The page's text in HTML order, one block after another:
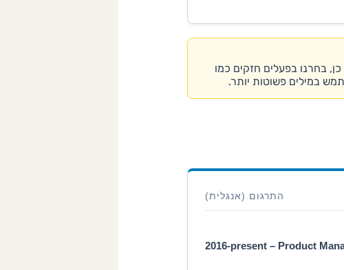
כן, בחרנו בפעלים חזקים כמו
במילים פשוטות יותר.
התרגום (אנגלית)
2016-present – Product